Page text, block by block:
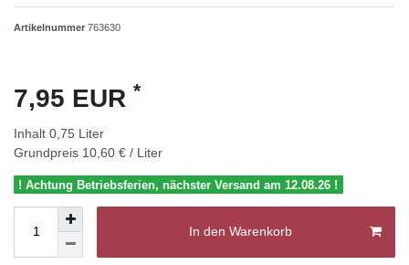
Artikelnummer 763630
7,95 EUR *
Inhalt 0,75 Liter
Grundpreis 10,60 € / Liter
! Achtung Betriebsferien, nächster Versand am 12.08.26 !
In den Warenkorb